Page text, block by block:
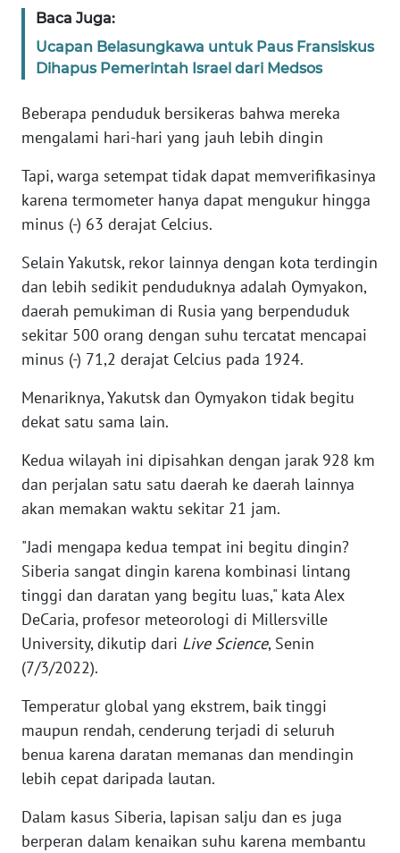
Baca Juga:
Ucapan Belasungkawa untuk Paus Fransiskus
Dihapus Pemerintah Israel dari Medsos
Beberapa penduduk bersikeras bahwa mereka
mengalami hari-hari yang jauh lebih dingin
Tapi, warga setempat tidak dapat memverifikasinya
karena termometer hanya dapat mengukur hingga
minus (-) 63 derajat Celcius.
Selain Yakutsk, rekor lainnya dengan kota terdingin
dan lebih sedikit penduduknya adalah Oymyakon,
daerah pemukiman di Rusia yang berpenduduk
sekitar 500 orang dengan suhu tercatat mencapai
minus (-) 71,2 derajat Celcius pada 1924.
Menariknya, Yakutsk dan Oymyakon tidak begitu
dekat satu sama lain.
Kedua wilayah ini dipisahkan dengan jarak 928 km
dan perjalan satu satu daerah ke daerah lainnya
akan memakan waktu sekitar 21 jam.
"Jadi mengapa kedua tempat ini begitu dingin?
Siberia sangat dingin karena kombinasi lintang
tinggi dan daratan yang begitu luas," kata Alex
DeCaria, profesor meteorologi di Millersville
University, dikutip dari Live Science, Senin
(7/3/2022).
Temperatur global yang ekstrem, baik tinggi
maupun rendah, cenderung terjadi di seluruh
benua karena daratan memanas dan mendingin
lebih cepat daripada lautan.
Dalam kasus Siberia, lapisan salju dan es juga
berperan dalam kenaikan suhu karena membantu
JABAR
WN
WN
NTT
WN
KEPRI
WN
PAPUA
WN
PAPUA
BARAT
WN
WN
WN
JAMBI
WN
WN
SULTENG
WN